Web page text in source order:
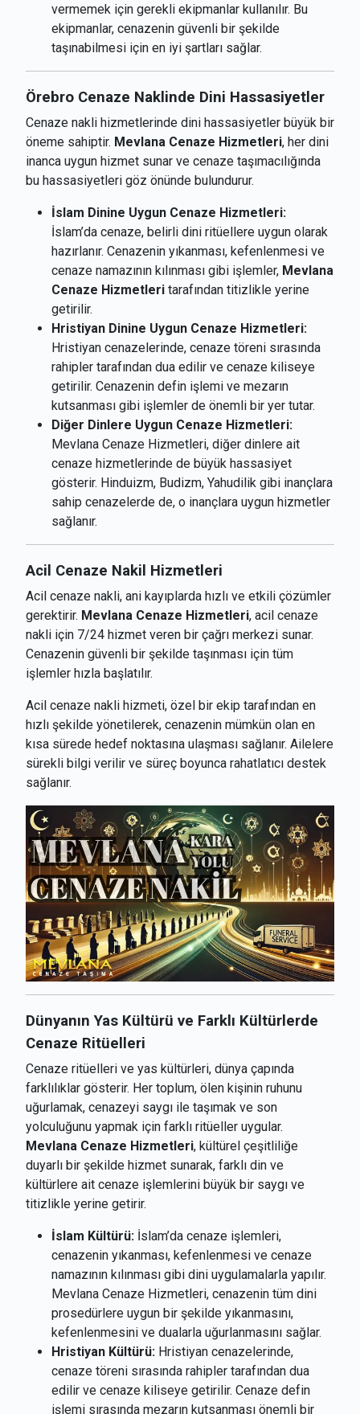
vermemek için gerekli ekipmanlar kullanılır. Bu
ekipmanlar, cenazenin güvenli bir şekilde
taşınabilmesi için en iyi şartları sağlar.
Örebro Cenaze Naklinde Dini Hassasiyetler
Cenaze nakli hizmetlerinde dini hassasiyetler büyük bir
öneme sahiptir. Mevlana Cenaze Hizmetleri, her dini
inanca uygun hizmet sunar ve cenaze taşımacılığında
bu hassasiyetleri göz önünde bulundurur.
İslam Dinine Uygun Cenaze Hizmetleri:
İslam’da cenaze, belirli dini ritüellere uygun olarak
hazırlanır. Cenazenin yıkanması, kefenlenmesi ve
cenaze namazının kılınması gibi işlemler, Mevlana
Cenaze Hizmetleri tarafından titizlikle yerine
getirilir.
Hristiyan Dinine Uygun Cenaze Hizmetleri:
Hristiyan cenazelerinde, cenaze töreni sırasında
rahipler tarafından dua edilir ve cenaze kiliseye
getirilir. Cenazenin defin işlemi ve mezarın
kutsanması gibi işlemler de önemli bir yer tutar.
Diğer Dinlere Uygun Cenaze Hizmetleri:
Mevlana Cenaze Hizmetleri, diğer dinlere ait
cenaze hizmetlerinde de büyük hassasiyet
gösterir. Hinduizm, Budizm, Yahudilik gibi inançlara
sahip cenazelerde de, o inançlara uygun hizmetler
sağlanır.
Acil Cenaze Nakil Hizmetleri
Acil cenaze nakli, ani kayıplarda hızlı ve etkili çözümler
gerektirir. Mevlana Cenaze Hizmetleri, acil cenaze
nakli için 7/24 hizmet veren bir çağrı merkezi sunar.
Cenazenin güvenli bir şekilde taşınması için tüm
işlemler hızla başlatılır.
Acil cenaze nakli hizmeti, özel bir ekip tarafından en
hızlı şekilde yönetilerek, cenazenin mümkün olan en
kısa sürede hedef noktasına ulaşması sağlanır. Ailelere
sürekli bilgi verilir ve süreç boyunca rahatlatıcı destek
sağlanır.
Dünyanın Yas Kültürü ve Farklı Kültürlerde
Cenaze Ritüelleri
Cenaze ritüelleri ve yas kültürleri, dünya çapında
farklılıklar gösterir. Her toplum, ölen kişinin ruhunu
uğurlamak, cenazeyi saygı ile taşımak ve son
yolculuğunu yapmak için farklı ritüeller uygular.
Mevlana Cenaze Hizmetleri, kültürel çeşitliliğe
duyarlı bir şekilde hizmet sunarak, farklı din ve
kültürlere ait cenaze işlemlerini büyük bir saygı ve
titizlikle yerine getirir.
İslam Kültürü: İslam’da cenaze işlemleri,
cenazenin yıkanması, kefenlenmesi ve cenaze
namazının kılınması gibi dini uygulamalarla yapılır.
Mevlana Cenaze Hizmetleri, cenazenin tüm dini
prosedürlere uygun bir şekilde yıkanmasını,
kefenlenmesini ve dualarla uğurlanmasını sağlar.
Hristiyan Kültürü: Hristiyan cenazelerinde,
cenaze töreni sırasında rahipler tarafından dua
edilir ve cenaze kiliseye getirilir. Cenaze defin
işlemi sırasında mezarın kutsanması önemli bir